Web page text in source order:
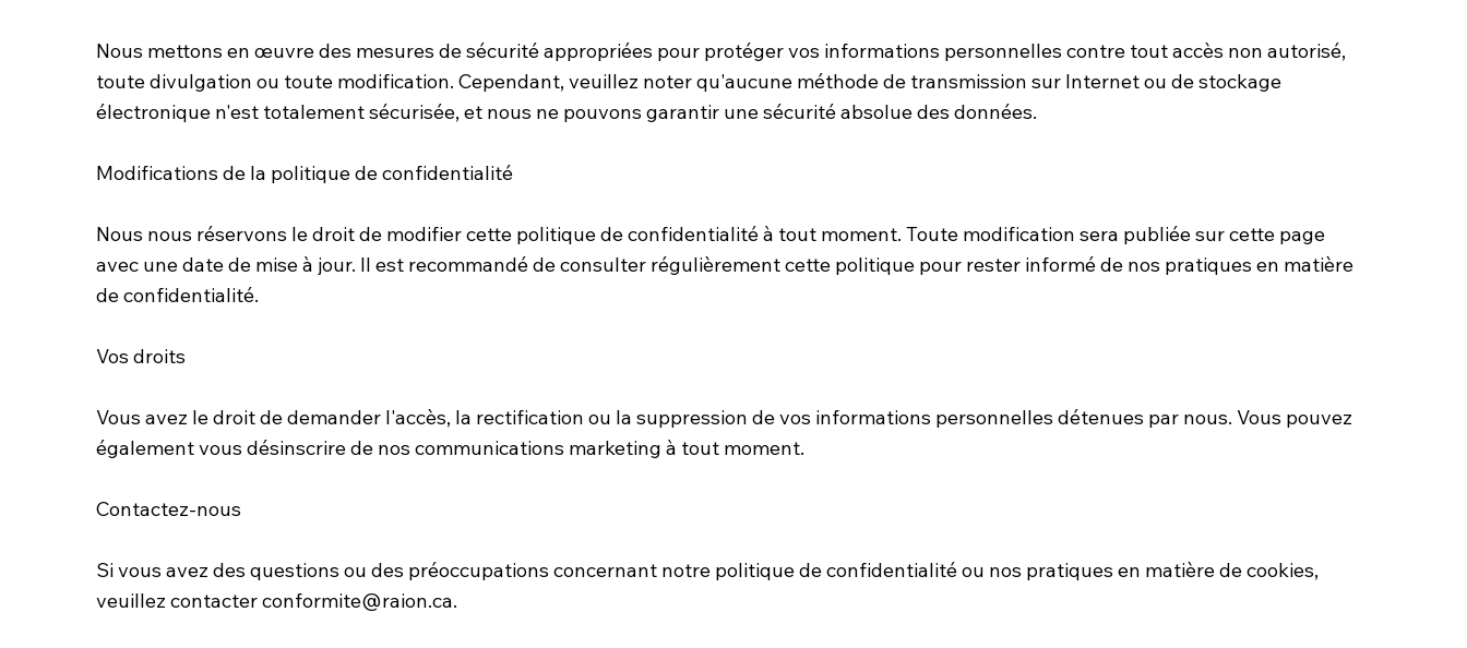
Nous mettons en œuvre des mesures de sécurité appropriées pour protéger vos informations personnelles contre tout accès non autorisé,
toute divulgation ou toute modification. Cependant, veuillez noter qu'aucune méthode de transmission sur Internet ou de stockage
électronique n'est totalement sécurisée, et nous ne pouvons garantir une sécurité absolue des données.
Modifications de la politique de confidentialité
Nous nous réservons le droit de modifier cette politique de confidentialité à tout moment. Toute modification sera publiée sur cette page
avec une date de mise à jour. Il est recommandé de consulter régulièrement cette politique pour rester informé de nos pratiques en matière
de confidentialité.
Vos droits
Vous avez le droit de demander l'accès, la rectification ou la suppression de vos informations personnelles détenues par nous. Vous pouvez
également vous désinscrire de nos communications marketing à tout moment.
Contactez-nous
Si vous avez des questions ou des préoccupations concernant notre politique de confidentialité ou nos pratiques en matière de cookies,
veuillez contacterconformite@raion.ca.